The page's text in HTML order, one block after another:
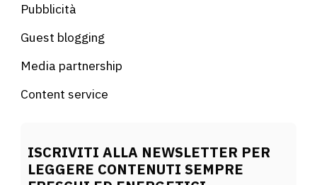
Pubblicità
Guest blogging
Media partnership
Content service
ISCRIVITI ALLA NEWSLETTER PER
LEGGERE CONTENUTI SEMPRE